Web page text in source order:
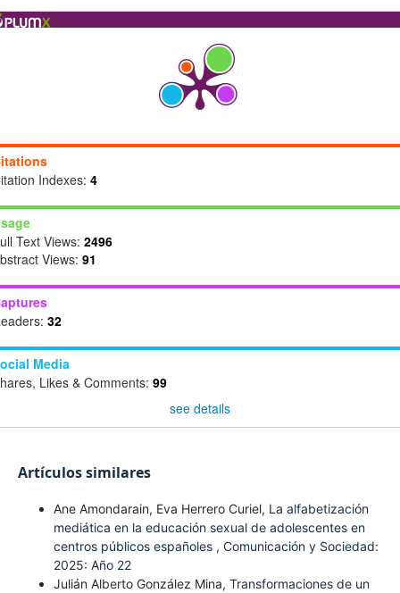
Indexes: 4
Text Views: 2496
Views: 91
32
Media
Likes & Comments: 99
see details
Artículos similares
Ane Amondarain, Eva Herrero Curiel, La alfabetización
mediática en la educación sexual de adolescentes en
centros públicos españoles , Comunicación y Sociedad:
2025: Año 22
Julián Alberto González Mina, Transformaciones de un